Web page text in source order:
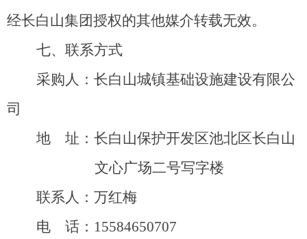
经长白山集团授权的其他媒介转载无效。
七、联系方式
采购人： 长白山城镇基础设施建设有限公
司
地 址：长白山保护开发区池北区长白山
文心广场二号写字楼
联系人： 万红梅
电 话： 15584650707